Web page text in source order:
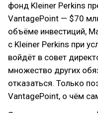
фонд Kleiner Perkins
VantagePoint — $70
объёме инвестиций,
с Kleiner Perkins при
войдёт в совет
множество других
отказаться. Только
VantagePoint, о чём